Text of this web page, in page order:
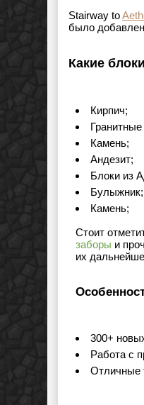
Stairway to
было
Какие
Кирпич;
Гранитные
Камень;
Андезит;
Блоки из
Булыжник;
Камень;
Стоит
заборы и
их
300+
Работа с
Отличные